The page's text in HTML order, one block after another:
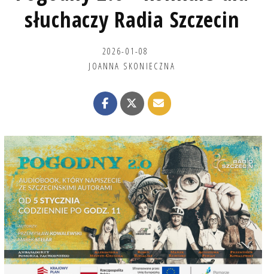
słuchaczy Radia Szczecin
2026-01-08
JOANNA SKONIECZNA